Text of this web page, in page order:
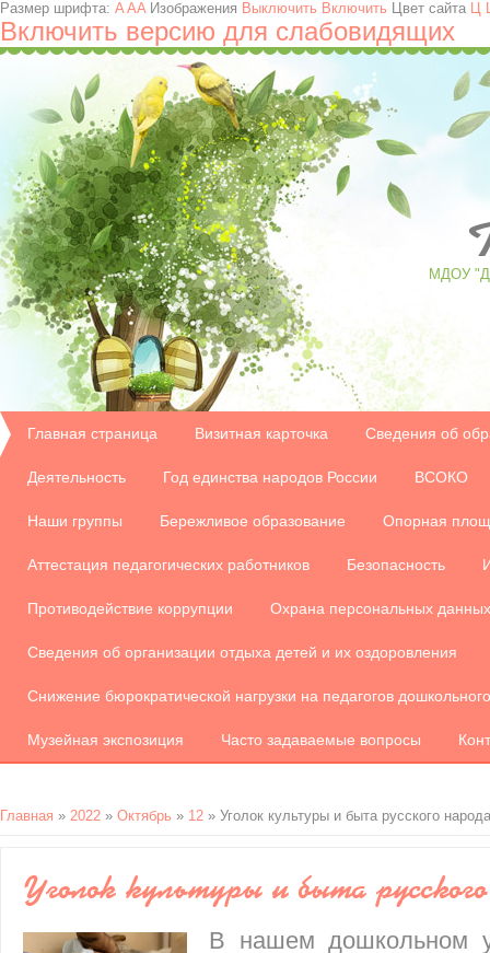
Размер шрифта: A AAИзображения Выключить Включить Цвет сайта Ц
Включить версию для слабовидящих
МДОУ
Главная страница Визитная карточка Сведения об
Деятельность Год единства народов России ВСОКО
Наши группы Бережливое образование Опорная
Аттестация педагогических работников Безопасность
Противодействие коррупции Охрана персональных данных
Сведения об организации отдыха детей и их оздоровления
Снижение бюрократической нагрузки на педагогов
Музейная экспозиция Часто задаваемые вопросы
Главная » 2022 » Октябрь » 12 » Уголок культуры и быта русского народа
Уголок культуры и быта русского
В нашем дошкольном